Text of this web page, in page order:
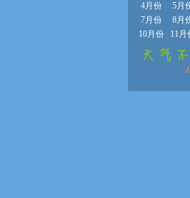
4月份
5月
7月份
8月
10月份
11月